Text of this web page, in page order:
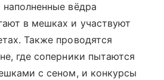
вёдра
в мешках и участвуют
Также проводятся
где соперники пытаются
с сеном, и конкурсы